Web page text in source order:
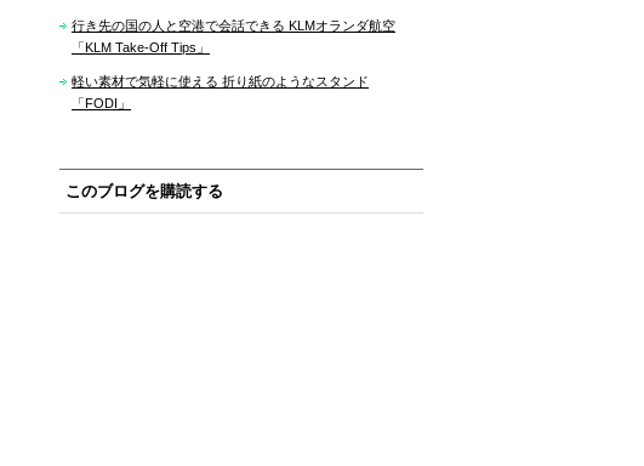
行き先の国の人と空港で会話できる KLMオランダ航空
「KLM Take-Off Tips」
軽い素材で気軽に使える 折り紙のようなスタンド
「FODI」
このブログを購読する